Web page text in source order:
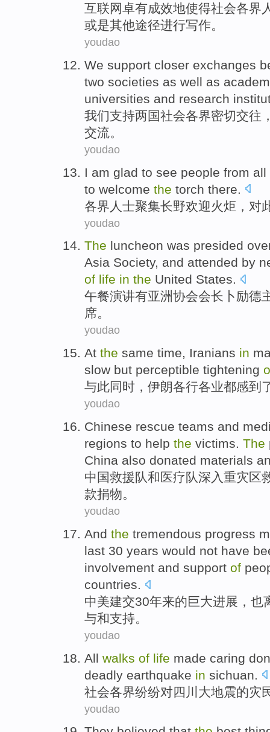
互联网卓有成效地使得社会各界
或是其他途径进行写作。
youdao
We support closer exchanges
two societies as well as
universities and research
我们支持两国社会各界密切交往
交流。
youdao
I am glad to see people from all
to welcome the torch there.
各界 人士聚集长野欢迎火炬，对
youdao
The luncheon was presided
Asia Society, and attended by
of life in the United States.
午餐演讲有亚洲协会会长 卜励德
席。
youdao
At the same time, Iranians in
slow but perceptible tightening
与此同时 ， 伊朗各行各业都感到
youdao
Chinese rescue teams and
regions to help the victims. The
China also donated materials
中国救援队和 医疗队深入重灾区
款捐物。
youdao
And the tremendous progress
last 30 years would not have
involvement and support of
countries.
中美建交30年来的巨大进展 ， 也
与和支持。
youdao
All walks of life made caring
deadly earthquake in sichuan
社会各界纷纷对四川 大地震的灾
youdao